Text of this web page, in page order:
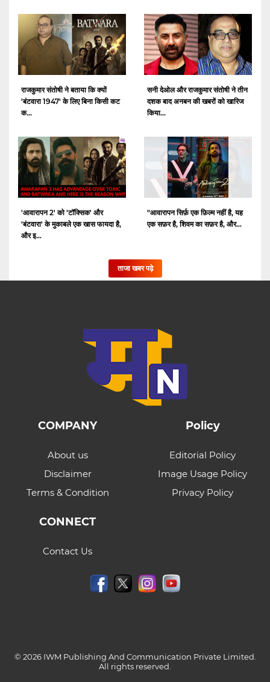
राजकुमार संतोषी ने बताया कि क्यों
'बंटवारा 1947' के लिए बिना किसी कट
क...
सनी देओल और राजकुमार संतोषी ने तीन
दशक बाद अनबन की खबरों को खारिज
किया...
'आवारापन 2' को 'टॉक्सिक' और
'बंटवारा' के मुकाबले एक खास फायदा है,
और इ...
"आवारापन सिर्फ़ एक फ़िल्म नहीं है, यह
एक सफ़र है, शिवम का सफ़र है, और...
ताजा खबर पढ़े
COMPANY
About us
Disclaimer
Terms & Condition
Policy
Editorial Policy
Image Usage Policy
Privacy Policy
CONNECT
Contact Us
© 2026 IWM Publishing And Communication Private Limited.
All rights reserved.